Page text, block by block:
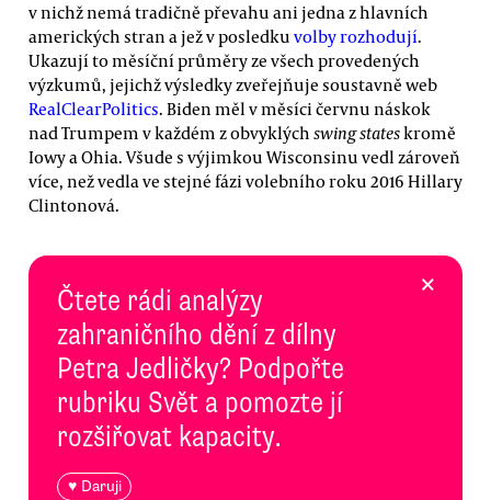
v nichž nemá tradičně převahu ani jedna z hlavních
amerických stran a jež v posledku volby rozhodují.
Ukazují to měsíční průměry ze všech provedených
výzkumů, jejichž výsledky zveřejňuje soustavně web
RealClearPolitics. Biden měl v měsíci červnu náskok
nad Trumpem v každém z obvyklých swing stateskromě
Iowy a Ohia. Všude s výjimkou Wisconsinu vedl zároveň
více, než vedla ve stejné fázi volebního roku 2016 Hillary
Clintonová.
Čtete rádi analýzy
zahraničního dění z dílny
Petra Jedličky? Podpořte
rubriku Svět a pomozte jí
rozšiřovat kapacity.
♥ Daruji
×